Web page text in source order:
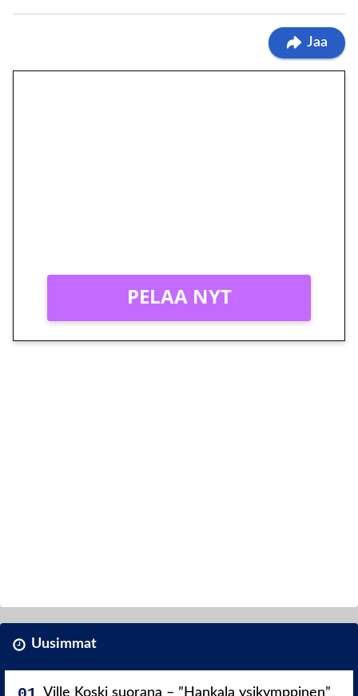
Jaa
PELAA NYT
Uusimmat
Ville Koski suorana – ”Hankala ysikymppinen”